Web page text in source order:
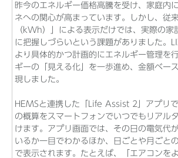
昨今のエネルギー価格高騰を受け、家庭内
ネへの関心が高まっています。しかし、従
（kWh）」による表示だけでは、実際の家
に把握しづらいという課題がありました。
より具体的かつ計画的にエネルギー管理を
ギーの「見える化」を一歩進め、金額ベー
現しました。
HEMSと連携した「Life Assist 2」アプリ
の概算をスマートフォンでいつでもリアル
けます。アプリ画面では、その日の電気代
いるか一目でわかるほか、日ごとや月ごと
で表示されます。たとえば、「エアコンを